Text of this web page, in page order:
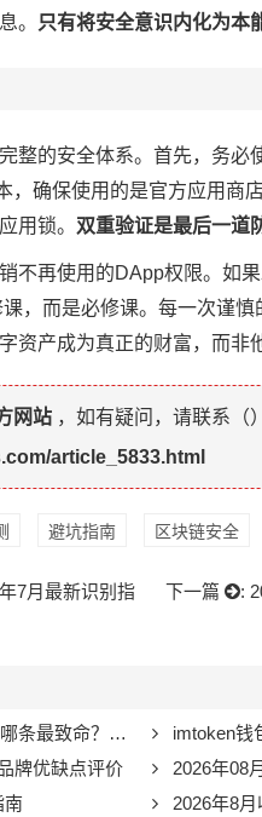
。 只有将安全意识内化为本
整的安全体系。首先，务必
，确保使用的是官方应用商
用锁。 双重验证是最后一道
不再使用的DApp权限。如
，而是必修课。每一次谨
资产成为真正的财富，而非
网站 ，如有疑问，请联系（
article_5833.html
避坑指南 区块链安全
7月最新识别指
下一篇 :
命？推荐必看
imtoken钱
牌优缺点评价
2026年08
南
2026年8月